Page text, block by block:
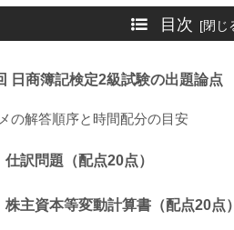
目次
日商簿記検定2級試験の出題論点
の解答順序と時間配分の目安
訳問題（配点20点）
主資本等変動計算書（配点20点）